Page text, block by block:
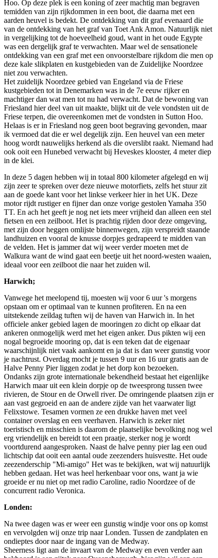
Hoo. Op deze plek is een koning of zeer machtig man begraven
temidden van zijn rijkdommen in een boot, die daarna met een
aarden heuvel is bedekt. De ontdekking van dit graf evenaard die
van de ontdekking van het graf van Toet Ank Amon. Natuurlijk niet
in vergelijking tot de hoeveelheid goud, want in het oude Egypte
was een dergelijk graf te verwachten. Maar wel de sensationele
ontdekking van een graf met een onvoorstelbare rijkdom die men op
deze kale slikplaten en kustgebieden van de Zuidelijke Noordzee
niet zou verwachten.
Het zuidelijk Noordzee gebied van Engeland via de Friese
kustgebieden tot in Denemarken was in de 7e eeuw rijker en
machtiger dan wat men tot nu had verwacht. Dat de bewoning van
Friesland hier deel van uit maakte, blijkt uit de vele vondsten uit de
Friese terpen, die overeenkomen met de vondsten in Sutton Hoo.
Helaas is er in Friesland nog geen boot begraving gevonden, maar
ik vermoed dat die er wel degelijk zijn. Een heuvel van een meter
hoog wordt nauwelijks herkend als die overslibt raakt. Niemand had
ook ooit een Hunebed verwacht bij Heveskes klooster, 4 meter diep
in de klei.
In deze 5 dagen hebben wij in totaal 800 kilometer afgelegd en wij
zijn zeer te spreken over deze nieuwe motorfiets, zelfs het stuur zit
aan de goede kant voor het linkse verkeer hier in het UK. Deze
motor rijdt rustiger en fijner dan onze vorige gestolen Yamaha 350
TT. En ach het geeft je nog net iets meer vrijheid dan alleen een stel
fietsen en een zeilboot. Het is prachtig rijden door deze omgeving,
met zijn door heggen omlijste binnenwegen, zijn verspreidt staande
landhuizen en vooral de knusse dorpjes gedrapeerd te midden van
de velden. Het is jammer dat wij weer verder moeten met de
Walkura want de wind gaat een beetje uit het noord-westen waaien,
ideaal voor een zeilboot die naar het zuiden wil.
Harwich;
Vanwege het meelopend tij, moesten wij voor 6 uur 's morgens
opstaan om er optimaal van te kunnen profiteren. En na een
uitstekende zeildag tuften wij de haven van Harwich in. In het
officiele anker gebied lagen de mooringen zo dicht op elkaar dat
ankeren onmogelijk werd met het eigen anker. Dus pikten wij een
nogal begroeide mooring op, dat is een teken dat de eigenaar
waarschijnlijk niet vaak aankomt en ja dat is dan weer gunstig voor
je nachtrust. Overdag mocht je tussen 9 uur en 16 uur gratis aan de
Halve Penny Pier liggen zodat je het dorp kon bezoeken.
Ondanks zijn grote internationale bekendheid bestaat het eigenlijke
Harwich maar uit een klein dorpje op de tweesprong tussen twee
rivieren, de Stour en de Orwell river. De omringende plaatsen zijn er
aan vast gegroeid en aan de andere zijde van het vaarwater ligt
Felixstowe. Tesamen vormen ze een drukke haven met veel
container overslag en een veerhaven. Harwich is zeker niet
toeristisch en misschien is daarom de plaatselijke bevolking nog wel
erg vriendelijk en bereidt tot een praatje, sterker nog je wordt
voortdurend aangesproken. Naast de halve penny pier lag een oud
lichtschip dat ooit een aantal oude zeezenders huisvestte. Het oude
zeezenderschip "Mi-amigo" Het was te bekijken, wat wij natuurlijk
hebben gedaan. Het was heel herkenbaar voor ons, want ja wie
groeide er nu niet op met radio Caroline, radio Noordzee of de
concurrent radio Veronica.
Londen:
Na twee dagen was er weer een gunstig windje voor ons op komst
en vervolgden wij onze trip naar Londen. Tussen de zandplaten en
ondieptes door naar de ingang van de Medway.
Sheerness ligt aan de invaart van de Medway en even verder aan